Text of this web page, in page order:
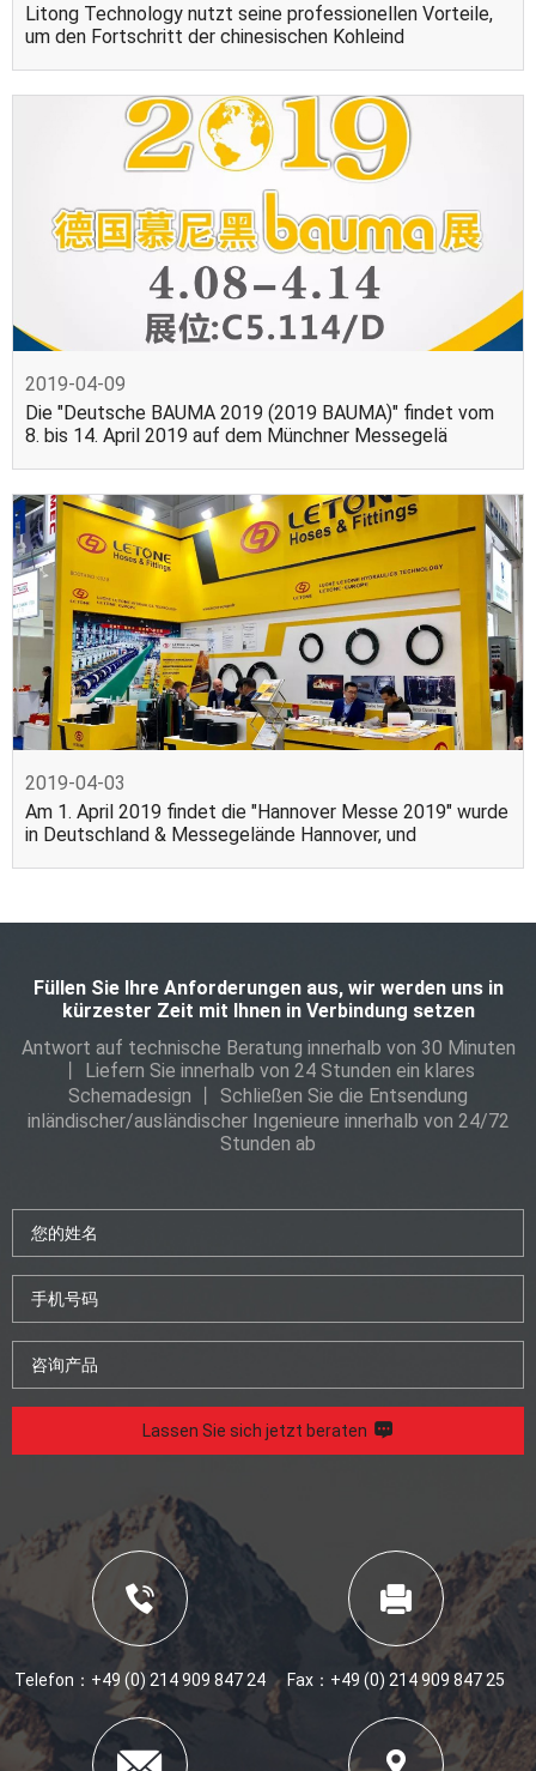
Litong Technology nutzt seine professionellen Vorteile,
um den Fortschritt der chinesischen Kohleind
2019-04-09
Die "Deutsche BAUMA 2019 (2019 BAUMA)" findet vom
8. bis 14. April 2019 auf dem Münchner Messegelä
2019-04-03
Am 1. April 2019 findet die "Hannover Messe 2019" wurde
in Deutschland & Messegelände Hannover, und
Füllen Sie Ihre Anforderungen aus, wir werden uns in
kürzester Zeit mit Ihnen in Verbindung setzen
Antwort auf technische Beratung innerhalb von 30 Minuten
丨 Liefern Sie innerhalb von 24 Stunden ein klares
Schemadesign 丨 Schließen Sie die Entsendung
inländischer/ausländischer Ingenieure innerhalb von 24/72
Stunden ab
Lassen Sie sich jetzt beraten
Telefon： +49 (0) 214 909 847 24 Fax：+49 (0) 214 909 847 25